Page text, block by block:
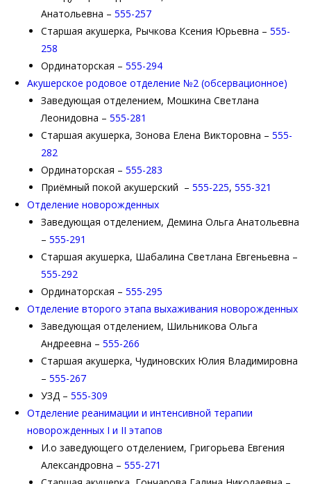
Анатольевна – 555-257
Старшая акушерка, Рычкова Ксения Юрьевна – 555-
258
Ординаторская – 555-294
Акушерское родовое отделение №2 (обсервационное)
Заведующая отделением, Мошкина Светлана
Леонидовна – 555-281
Старшая акушерка, Зонова Елена Викторовна – 555-
282
Ординаторская – 555-283
Приёмный покой акушерский – 555-225, 555-321
Отделение новорожденных
Заведующая отделением, Демина Ольга Анатольевна
– 555-291
Старшая акушерка, Шабалина Светлана Евгеньевна –
555-292
Ординаторская – 555-295
Отделение второго этапа выхаживания новорожденных
Заведующая отделением, Шильникова Ольга
Андреевна – 555-266
Старшая акушерка, Чудиновских Юлия Владимировна
– 555-267
УЗД – 555-309
Отделение реанимации и интенсивной терапии
новорожденных I и II этапов
И.о заведующего отделением, Григорьева Евгения
Александровна – 555-271